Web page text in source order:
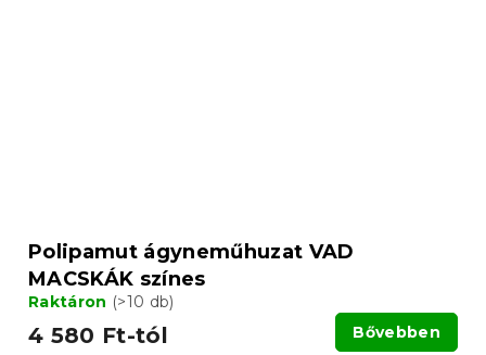
Polipamut ágyneműhuzat VAD
MACSKÁK színes
Raktáron (>10 db)
4 580 Ft-tól Bővebben